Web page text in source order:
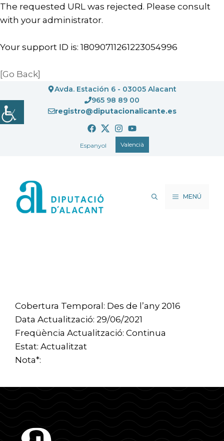
The requested URL was rejected. Please consult
with your administrator.
Your support ID is: 18090711261223054996
[Go Back]
al
contingut
Avda. Estación 6 - 03005 Alacant
965 98 89 00
registro@diputacionalicante.es
Espanyol Valencià
MENÚ
Cobertura Temporal: Des de l’any 2016
Data Actualització: 29/06/2021
Freqüència Actualització: Continua
Estat: Actualitzat
Nota*: